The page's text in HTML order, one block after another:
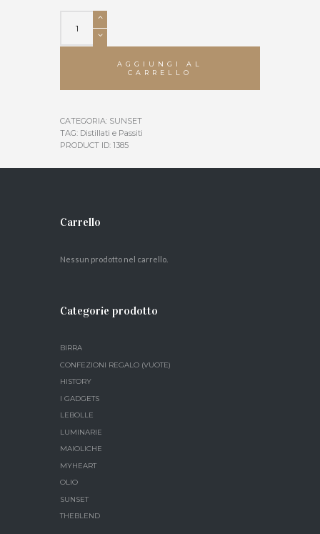
Barrique
AGGIUNGI AL
CARRELLO
CATEGORIA: SUNSET
TAG: Distillati e Passiti
PRODUCT ID: 1385
Carrello
Nessun prodotto nel carrello.
Categorie prodotto
BIRRA
CONFEZIONI REGALO (VUOTE)
HISTORY
I GADGETS
LEBOLLE
LUMINARIE
MAIOLICHE
MYHEART
OLIO
SUNSET
THEBLEND